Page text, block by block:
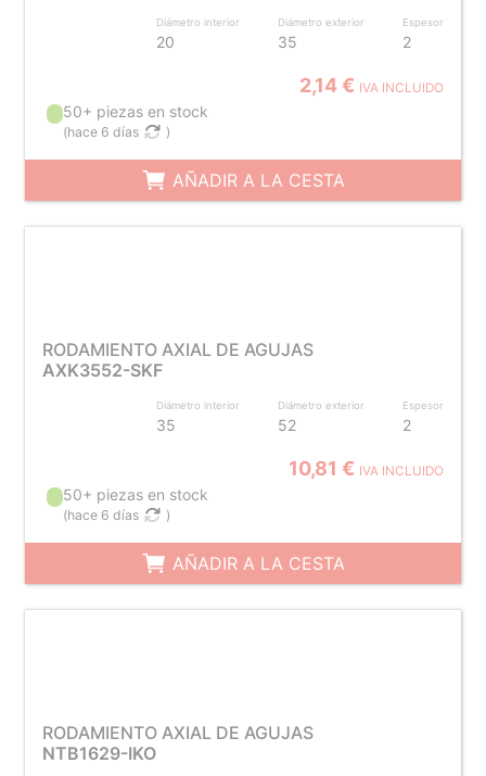
Diámetro interior
20
Diámetro exterior
35
Espesor
2
2,14 € IVA INCLUIDO
50+ piezas en stock
(hace 6 días )
AÑADIR A LA CESTA
RODAMIENTO AXIAL DE AGUJAS
AXK3552-SKF
Diámetro interior
35
Diámetro exterior
52
Espesor
2
10,81 € IVA INCLUIDO
50+ piezas en stock
(hace 6 días )
AÑADIR A LA CESTA
RODAMIENTO AXIAL DE AGUJAS
NTB1629-IKO